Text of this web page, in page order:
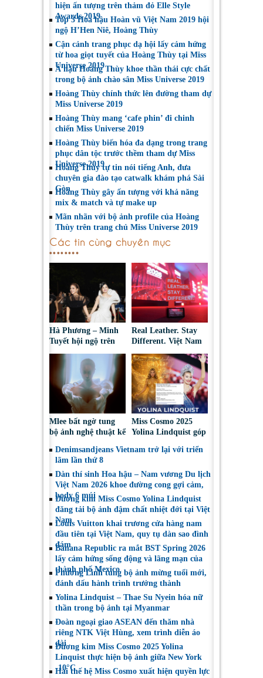
hiện ấn tượng trên thảm đỏ Elle Style
Awards 2019
Top 3 Hoa hậu Hoàn vũ Việt Nam 2019 hội
ngộ H’Hen Niê, Hoàng Thùy
Cận cảnh trang phục dạ hội lấy cảm hứng
từ hoa giọt tuyết của Hoàng Thùy tại Miss
Universe 2019
Á hậu Hoàng Thùy khoe thần thái cực chất
trong bộ ảnh chào sân Miss Universe 2019
Hoàng Thùy chính thức lên đường tham dự
Miss Universe 2019
Hoàng Thùy mang ‘cafe phin’ đi chinh
chiến Miss Universe 2019
Hoàng Thùy biến hóa đa dạng trong trang
phục dân tộc trước thềm tham dự Miss
Universe 2019
Hoàng Thùy tự tin nói tiếng Anh, đưa
chuyên gia đào tạo catwalk khám phá Sài
Gòn
Hoàng Thùy gây ấn tượng với khả năng
mix & match và tự make up
Mãn nhãn với bộ ảnh profile của Hoàng
Thùy trên trang chủ Miss Universe 2019
Các tin cùng chuyên mục
Hà Phương – Minh
Tuyết hội ngộ trên
thảm đỏ, kể câu
chuyện phía sau tạo
hình “nàng bướm”
Real Leather. Stay
Different. Việt Nam
2026: Tôn vinh sáng
tạo da thuộc và thời
trang bền vững
Mlee bất ngờ tung
bộ ảnh nghệ thuật kể
với bóng tối tâm hồn
Miss Cosmo 2025
Yolina Lindquist góp
Nhân Đẹp Nhất Năm
Denimsandjeans Vietnam trở lại với triển
lãm lần thứ 8
Dàn thí sinh Hoa hậu – Nam vương Du lịch
Việt Nam 2026 khoe đường cong gợi cảm,
body 6 múi
Đương kim Miss Cosmo Yolina Lindquist
đăng tải bộ ảnh đậm chất nhiệt đới tại Việt
Nam
Louis Vuitton khai trương cửa hàng nam
đầu tiên tại Việt Nam, quy tụ dàn sao đình
đám
Banana Republic ra mắt BST Spring 2026
lấy cảm hứng sống động và lãng mạn của
thành phố Mexico
Phương Linh tung bộ ảnh mừng tuổi mới,
đánh dấu hành trình trưởng thành
Yolina Lindquist – Thae Su Nyein hóa nữ
thần trong bộ ảnh tại Myanmar
Đoàn ngoại giao ASEAN đến thăm nhà
riêng NTK Việt Hùng, xem trình diễn áo
dài
Đương kim Miss Cosmo 2025 Yolina
Linquist thực hiện bộ ảnh giữa New York
-10°C
Hai thế hệ Miss Cosmo xuất hiện quyền lực